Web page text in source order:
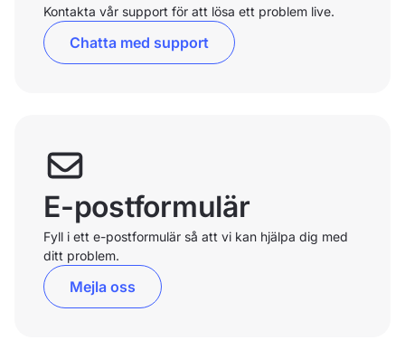
Kontakta vår support för att lösa ett problem live.
Chatta med support
E-postformulär
Fyll i ett e-postformulär så att vi kan hjälpa dig med
ditt problem.
Mejla oss